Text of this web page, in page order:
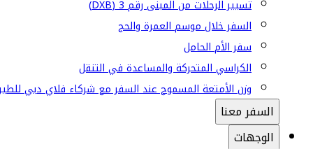
تسيير الرحلات من المبنى رقم 3 (DXB)
السفر خلال موسم العمرة والحج
سفر الأم الحامل
الكراسي المتحركة والمساعدة في التنقل
وزن الأمتعة المسموح عند السفر مع شركاء فلاي دبي
السفر معنا
الوجهات